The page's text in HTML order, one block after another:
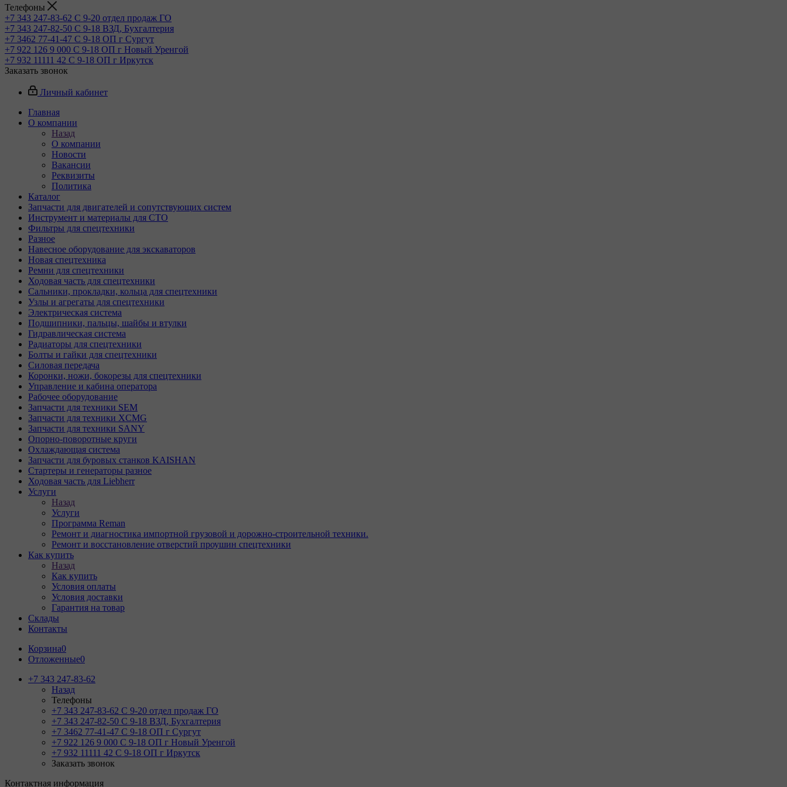
Телефоны
+7 343 247-83-62 С 9-20 отдел продаж ГО
+7 343 247-82-50 С 9-18 ВЗД, Бухгалтерия
+7 3462 77-41-47 С 9-18 ОП г Сургут
+7 922 126 9 000 С 9-18 ОП г Новый Уренгой
+7 932 11111 42 С 9-18 ОП г Иркутск
Заказать звонок
Личный кабинет
Главная
О компании
Назад
О компании
Новости
Вакансии
Реквизиты
Политика
Каталог
Запчасти для двигателей и сопутствующих систем
Инструмент и материалы для СТО
Фильтры для спецтехники
Разное
Навесное оборудование для экскаваторов
Новая спецтехника
Ремни для спецтехники
Ходовая часть для спецтехники
Сальники, прокладки, кольца для спецтехники
Узлы и агрегаты для спецтехники
Электрическая система
Подшипники, пальцы, шайбы и втулки
Гидравлическая система
Радиаторы для спецтехники
Болты и гайки для спецтехники
Силовая передача
Коронки, ножи, бокорезы для спецтехники
Управление и кабина оператора
Рабочее оборудование
Запчасти для техники SEM
Запчасти для техники XCMG
Запчасти для техники SANY
Опорно-поворотные круги
Охлаждающая система
Запчасти для буровых станков KAISHAN
Стартеры и генераторы разное
Ходовая часть для Liebherr
Услуги
Назад
Услуги
Программа Reman
Ремонт и диагностика импортной грузовой и дорожно-строительной техники.
Ремонт и восстановление отверстий проушин спецтехники
Как купить
Назад
Как купить
Условия оплаты
Условия доставки
Гарантия на товар
Склады
Контакты
Корзина0
Отложенные0
+7 343 247-83-62
Назад
Телефоны
+7 343 247-83-62 С 9-20 отдел продаж ГО
+7 343 247-82-50 С 9-18 ВЗД, Бухгалтерия
+7 3462 77-41-47 С 9-18 ОП г Сургут
+7 922 126 9 000 С 9-18 ОП г Новый Уренгой
+7 932 11111 42 С 9-18 ОП г Иркутск
Заказать звонок
Контактная информация